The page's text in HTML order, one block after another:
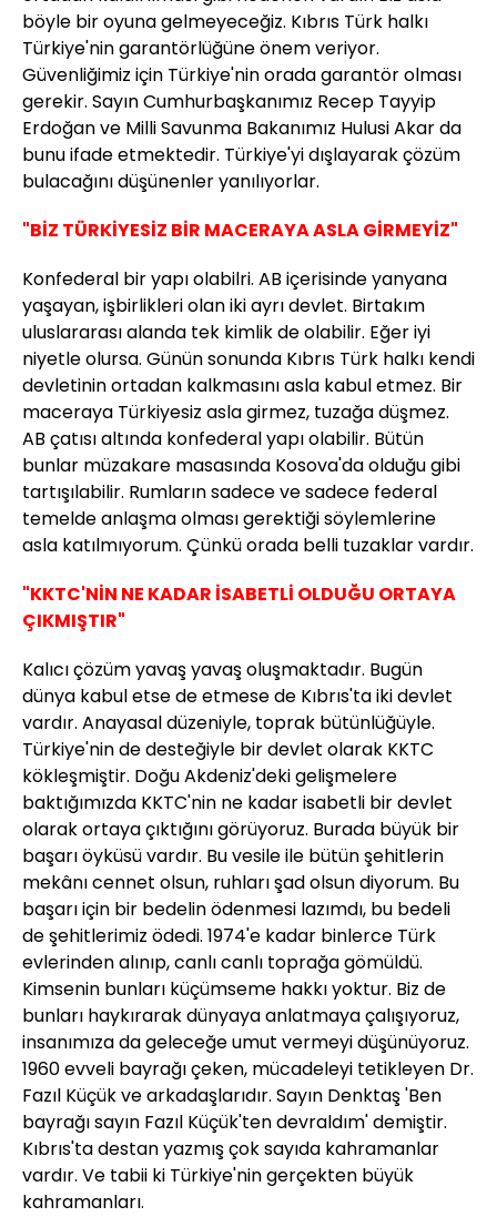
böyle bir oyuna gelmeyeceğiz. Kıbrıs Türk halkı
Türkiye'nin garantörlüğüne önem veriyor.
Güvenliğimiz için Türkiye'nin orada garantör olması
gerekir. Sayın Cumhurbaşkanımız Recep Tayyip
Erdoğan ve Milli Savunma Bakanımız Hulusi Akar da
bunu ifade etmektedir. Türkiye'yi dışlayarak çözüm
bulacağını düşünenler yanılıyorlar.
"BİZ TÜRKİYESİZ BİR MACERAYA ASLA GİRMEYİZ"
Konfederal bir yapı olabilri. AB içerisinde yanyana
yaşayan, işbirlikleri olan iki ayrı devlet. Birtakım
uluslararası alanda tek kimlik de olabilir. Eğer iyi
niyetle olursa. Günün sonunda Kıbrıs Türk halkı kendi
devletinin ortadan kalkmasını asla kabul etmez. Bir
maceraya Türkiyesiz asla girmez, tuzağa düşmez.
AB çatısı altında konfederal yapı olabilir. Bütün
bunlar müzakare masasında Kosova'da olduğu gibi
tartışılabilir. Rumların sadece ve sadece federal
temelde anlaşma olması gerektiği söylemlerine
asla katılmıyorum. Çünkü orada belli tuzaklar vardır.
"KKTC'NİN NE KADAR İSABETLİ OLDUĞU ORTAYA
ÇIKMIŞTIR"
Kalıcı çözüm yavaş yavaş oluşmaktadır. Bugün
dünya kabul etse de etmese de Kıbrıs'ta iki devlet
vardır. Anayasal düzeniyle, toprak bütünlüğüyle.
Türkiye'nin de desteğiyle bir devlet olarak KKTC
kökleşmiştir. Doğu Akdeniz'deki gelişmelere
baktığımızda KKTC'nin ne kadar isabetli bir devlet
olarak ortaya çıktığını görüyoruz. Burada büyük bir
başarı öyküsü vardır. Bu vesile ile bütün şehitlerin
mekânı cennet olsun, ruhları şad olsun diyorum. Bu
başarı için bir bedelin ödenmesi lazımdı, bu bedeli
de şehitlerimiz ödedi. 1974'e kadar binlerce Türk
evlerinden alınıp, canlı canlı toprağa gömüldü.
Kimsenin bunları küçümseme hakkı yoktur. Biz de
bunları haykırarak dünyaya anlatmaya çalışıyoruz,
insanımıza da geleceğe umut vermeyi düşünüyoruz.
1960 evveli bayrağı çeken, mücadeleyi tetikleyen Dr.
Fazıl Küçük ve arkadaşlarıdır. Sayın Denktaş 'Ben
bayrağı sayın Fazıl Küçük'ten devraldım' demiştir.
Kıbrıs'ta destan yazmış çok sayıda kahramanlar
vardır. Ve tabii ki Türkiye'nin gerçekten büyük
kahramanları.